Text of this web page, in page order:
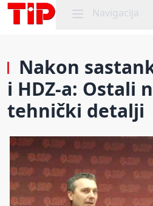
Mobile menu
Navigacija
Nakon
i HDZ-a: Ostali
tehnički detalji